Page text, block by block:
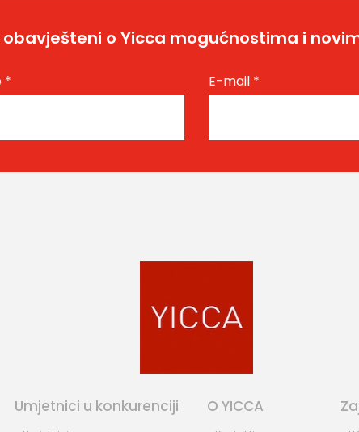
o Yicca mogućnostima i
* E-mail *
Umjetnici u konkurenciji O YICCA